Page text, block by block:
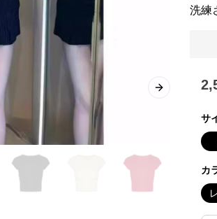
Next slide
洗練
サ
カ